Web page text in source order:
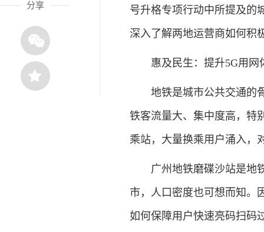
分享
号升格专项行动中所提及的
深入了解两地运营商如何积
惠及民生：提升5G用网
地铁是城市公共交通的骨
铁客流量大、集中度高，特
乘站，大量换乘用户涌入，
广州地铁磨碟沙站是地铁
市，人口密度也可想而知。
如何保障用户快速亮码扫码